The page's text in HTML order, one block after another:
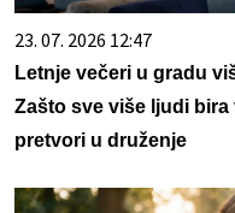
23. 07. 2026 12:47
Letnje večeri u gradu
Zašto sve više ljudi
pretvori u druženje